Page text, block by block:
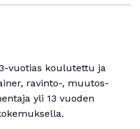
vuotias koulutettu ja
ravinto-, muutos-
yli 13 vuoden